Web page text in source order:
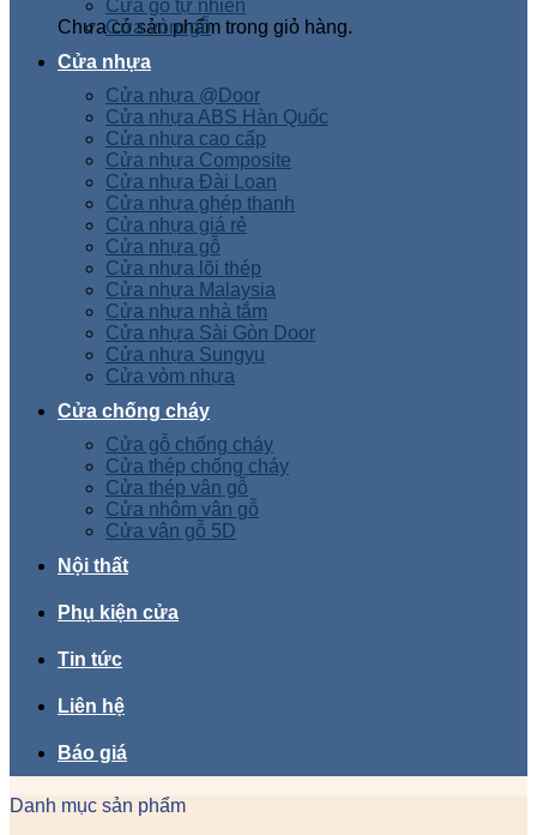
Chưa có sản phẩm trong giỏ hàng.
Cửa gỗ tự nhiên
Cửa vòm gỗ
Cửa nhựa
Cửa nhựa @Door
Cửa nhựa ABS Hàn Quốc
Cửa nhựa cao cấp
Cửa nhựa Composite
Cửa nhựa Đài Loan
Cửa nhựa ghép thanh
Cửa nhựa giá rẻ
Cửa nhựa gỗ
Cửa nhựa lõi thép
Cửa nhựa Malaysia
Cửa nhựa nhà tắm
Cửa nhựa Sài Gòn Door
Cửa nhựa Sungyu
Cửa vòm nhựa
Cửa chống cháy
Cửa gỗ chống cháy
Cửa thép chống cháy
Cửa thép vân gỗ
Cửa nhôm vân gỗ
Cửa vân gỗ 5D
Nội thất
Phụ kiện cửa
Tin tức
Liên hệ
Báo giá
Danh mục sản phẩm